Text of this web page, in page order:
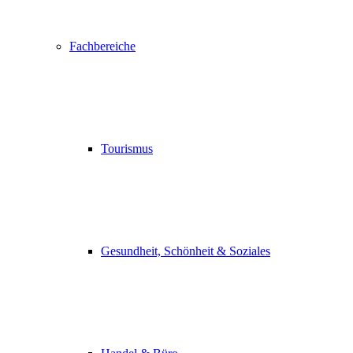
Fachbereiche
Tourismus
Gesundheit, Schönheit & Soziales